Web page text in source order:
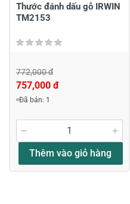
Viết nhận xét về sản
Đánh giá sao
Thước đánh dấu gỗ IRWIN
TM2153
772,000 đ
757,000 đ
Đã bán: 1
Thêm vào giỏ hàng